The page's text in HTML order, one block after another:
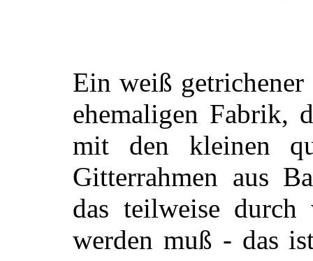
Ein weiß
ehemaligen Fabrik,
mit den kleinen
Gitterrahmen aus
das teilweise durch
werden muß - das